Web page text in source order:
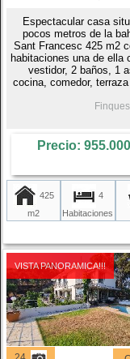
Espectacular casa
pocos metros de la
Sant Francesc 425 m2
habitaciones una de ella
vestidor, 2 baños, 1
cocina, comedor,
Precio:
425
m2
4
Habitaciones
VISTA PANORAMICA!!!